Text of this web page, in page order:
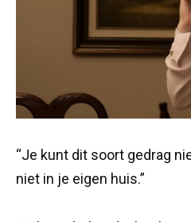
“Je kunt dit soort gedrag
niet in je eigen huis.”